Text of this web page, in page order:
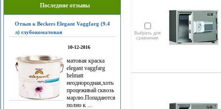
Последние отзывы
Отзыв к Beckers Elegant Vaggfarg (9.4
л) глубокоматовая
10-12-2016
матовая краска
elegant vaggfarg
helmatt
неоднородная,хоть
процеживай сквозь
марлю.Попадаются
полно к ...
Выбрать для
сравнения